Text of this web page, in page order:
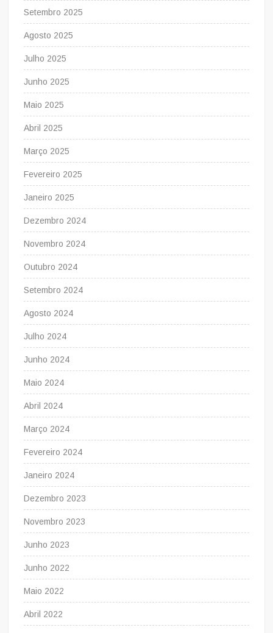
Setembro 2025
Agosto 2025
Julho 2025
Junho 2025
Maio 2025
Abril 2025
Março 2025
Fevereiro 2025
Janeiro 2025
Dezembro 2024
Novembro 2024
Outubro 2024
Setembro 2024
Agosto 2024
Julho 2024
Junho 2024
Maio 2024
Abril 2024
Março 2024
Fevereiro 2024
Janeiro 2024
Dezembro 2023
Novembro 2023
Junho 2023
Junho 2022
Maio 2022
Abril 2022